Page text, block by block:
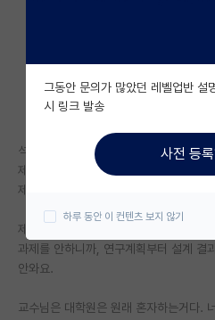
자유 게시판(아무개랩)
미국 유학 게시판
미국 대학원 합격 후기 게시판
대학원생 모집 게시판
연구실(PI) 홍보 게시판
석박사 채용 정보 게시판
임용 정보 게시판
석사 2학기차입니다.
제가 입학하니까, 선배들이 다 졸업하고
제가 최고참이고, 밑에 후배만 4명 있습니
제가 아무것도 모르니까, 후배들한테도
과제를 안하니까, 연구계획부터 설계 결
안와요.
교수님은 대학원은 원래 혼자하는거다.
그동안 문의가 많았던 레벨업반 설
시 링크 발송
사전 등
하루 동안 이 컨텐츠 보지 않기